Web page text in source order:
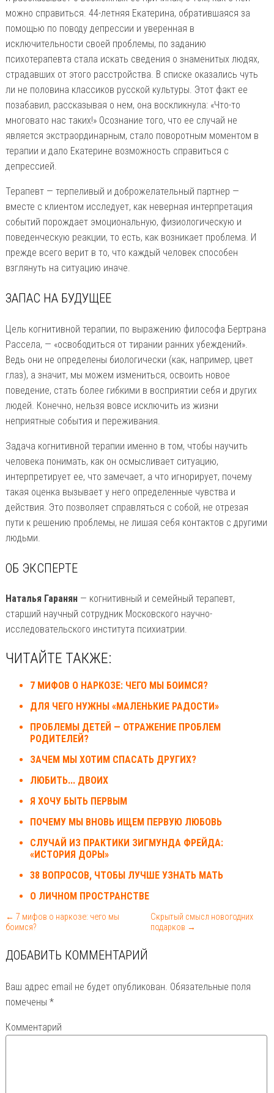
можно справиться. 44-летняя Екатерина, обратившаяся за
помощью по поводу депрессии и уверенная в
исключительности своей проблемы, по заданию
психотерапевта стала искать сведения о знаменитых людях,
страдавших от этого расстройства. В списке оказались чуть
ли не половина классиков русской культуры. Этот факт ее
позабавил, рассказывая о нем, она воскликнула: «Что-то
многовато нас таких!» Осознание того, что ее случай не
является экстраординарным, стало поворотным моментом в
терапии и дало Екатерине возможность справиться с
депрессией.
Терапевт — терпеливый и доброжелательный партнер —
вместе с клиентом исследует, как неверная интерпретация
событий порождает эмоциональную, физиологическую и
поведенческую реакции, то есть, как возникает проблема. И
прежде всего верит в то, что каждый человек способен
взглянуть на ситуацию иначе.
ЗАПАС НА БУДУЩЕЕ
Цель когнитивной терапии, по выражению философа Бертрана
Рассела, — «освободиться от тирании ранних убеждений».
Ведь они не определены биологически (как, например, цвет
глаз), а значит, мы можем измениться, освоить новое
поведение, стать более гибкими в восприятии себя и других
людей. Конечно, нельзя вовсе исключить из жизни
неприятные события и переживания.
Задача когнитивной терапии именно в том, чтобы научить
человека понимать, как он осмысливает ситуацию,
интерпретирует ее, что замечает, а что игнорирует, почему
такая оценка вызывает у него определенные чувства и
действия. Это позволяет справляться с собой, не отрезая
пути к решению проблемы, не лишая себя контактов с другими
людьми.
ОБ ЭКСПЕРТЕ
Наталья Гаранян— когнитивный и семейный терапевт,
старший научный сотрудник Московского научно-
исследовательского института психиатрии.
ЧИТАЙТЕ ТАКЖЕ:
7 МИФОВ О НАРКОЗЕ: ЧЕГО МЫ БОИМСЯ?
ДЛЯ ЧЕГО НУЖНЫ «МАЛЕНЬКИЕ РАДОСТИ»
ПРОБЛЕМЫ ДЕТЕЙ — ОТРАЖЕНИЕ ПРОБЛЕМ
РОДИТЕЛЕЙ?
ЗАЧЕМ МЫ ХОТИМ СПАСАТЬ ДРУГИХ?
ЛЮБИТЬ... ДВОИХ
Я ХОЧУ БЫТЬ ПЕРВЫМ
ПОЧЕМУ МЫ ВНОВЬ ИЩЕМ ПЕРВУЮ ЛЮБОВЬ
СЛУЧАЙ ИЗ ПРАКТИКИ ЗИГМУНДА ФРЕЙДА:
«ИСТОРИЯ ДОРЫ»
38 ВОПРОСОВ, ЧТОБЫ ЛУЧШЕ УЗНАТЬ МАТЬ
О ЛИЧНОМ ПРОСТРАНСТВЕ
← 7 мифов о наркозе: чего мы
боимся?
Скрытый смысл новогодних
подарков →
ДОБАВИТЬ КОММЕНТАРИЙ
Ваш адрес email не будет опубликован. Обязательные поля
помечены *
Комментарий